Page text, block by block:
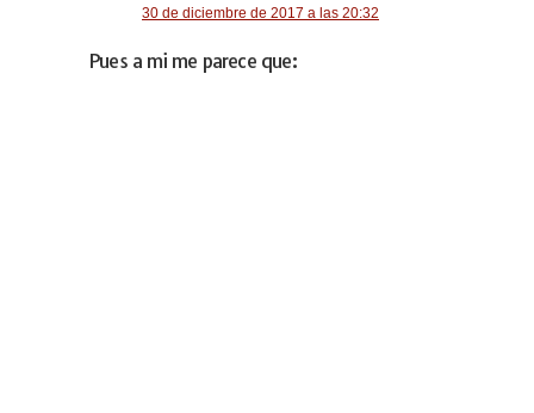
30 de diciembre de 2017 a las 20:32
Pues a mi me parece que: